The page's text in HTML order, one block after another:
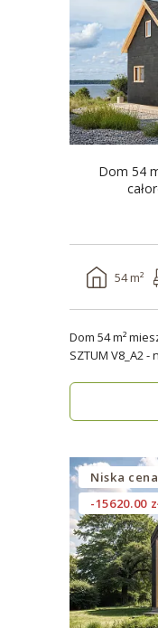
Dom 54
54 m²
Dom 54 m²
SZTUM V8_A2
Niska cena
-15620.00